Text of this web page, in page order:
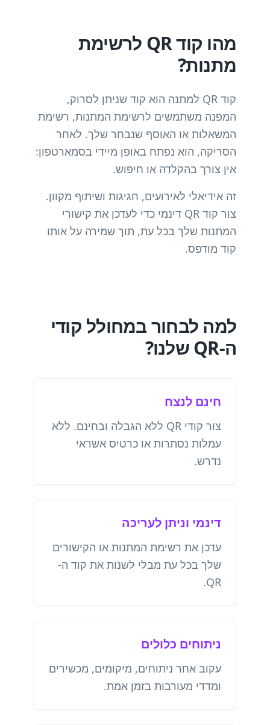
מהו קוד QR לרשימת
מתנות?
קוד QR למתנה הוא קוד שניתן לסרוק,
המפנה משתמשים לרשימת המתנות, רשימת
המשאלות או האוסף שנבחר שלך. לאחר
הסריקה, הוא נפתח באופן מיידי בסמארטפון:
אין צורך בהקלדה או חיפוש.
זה אידיאלי לאירועים, חגיגות ושיתוף מקוון.
צור קוד QR דינמי כדי לעדכן את קישורי
המתנות שלך בכל עת, תוך שמירה על אותו
קוד מודפס.
למה לבחור במחולל קודי
ה-QR שלנו?
חינם לנצח
צור קודי QR ללא הגבלה ובחינם. ללא
עמלות נסתרות או כרטיס אשראי
נדרש.
דינמי וניתן לעריכה
עדכן את רשימת המתנות או הקישורים
שלך בכל עת מבלי לשנות את קוד ה-
QR.
ניתוחים כלולים
עקוב אחר ניתוחים, מיקומים, מכשירים
ומדדי מעורבות בזמן אמת.